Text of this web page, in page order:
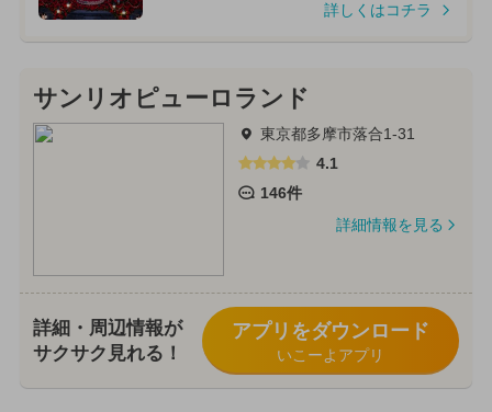
詳しくはコチラ
サンリオピューロランド
東京都多摩市落合1-31
4.1
146件
詳細情報を見る
詳細・周辺情報が
サクサク見れる！
アプリをダウンロード
いこーよアプリ